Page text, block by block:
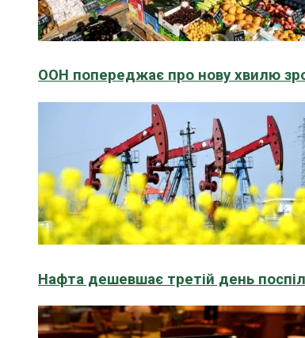
ООН попереджає про нову хвилю
Нафта дешевшає третій день